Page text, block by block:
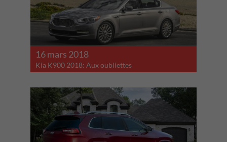
16 mars 2018
Kia K900 2018: Aux oubliettes